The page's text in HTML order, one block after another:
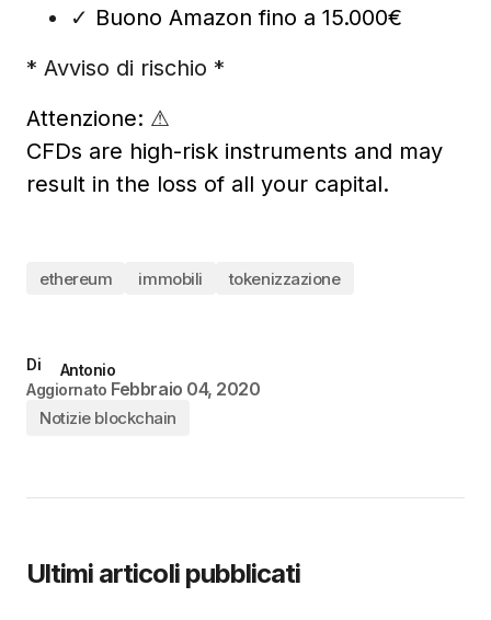
✓ Buono Amazon fino a 15.000€
* Avviso di rischio *
Attenzione: ⚠
CFDs are high-risk instruments and may
result in the loss of all your capital.
ethereum immobili tokenizzazione
Di
Antonio
Aggiornato Febbraio 04, 2020
Notizie blockchain
Ultimi articoli pubblicati